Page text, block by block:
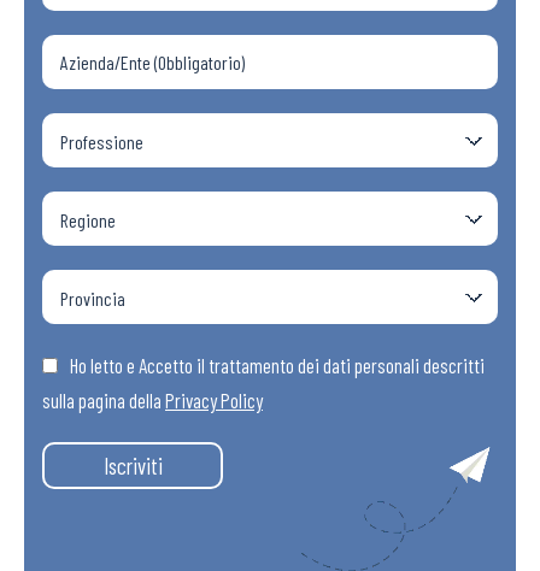
Ho letto e Accetto il trattamento dei dati personali descritti
sulla pagina della Privacy Policy
Iscriviti